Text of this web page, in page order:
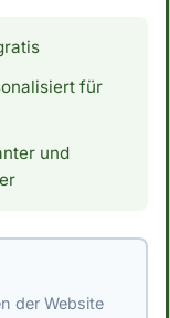
eine
verlassen.
der
Ziehe
und
für
und
der Website